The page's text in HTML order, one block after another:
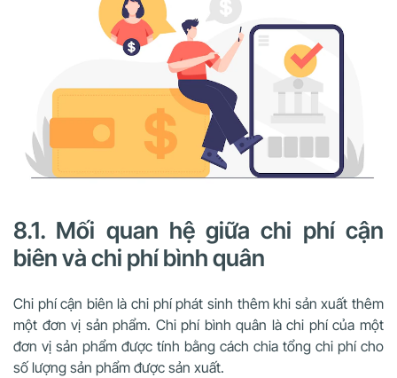
8.1. Mối quan hệ giữa chi phí cận
biên và chi phí bình quân
Chi phí cận biên là chi phí phát sinh thêm khi sản xuất thêm
một đơn vị sản phẩm. Chi phí bình quân là chi phí của một
đơn vị sản phẩm được tính bằng cách chia tổng chi phí cho
số lượng sản phẩm được sản xuất.